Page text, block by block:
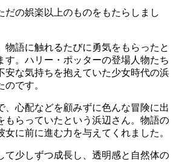
だの娯楽以上のものをもたらしまし
物語に触れるたびに勇気をもらったと
す。ハリー・ポッターの登場人物たち
安な気持ちを抱えていた少女時代の浜
です。
、心配などを顧みずに色んな冒険に出
もらっていたという浜辺さん。物語の
に前に進む力を与えてくれました。
て少しずつ成長し、透明感と自然体の